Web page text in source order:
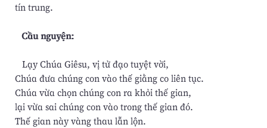
tín trung.
Cầu nguyện:
Lạy Chúa Giêsu, vị tử đạo tuyệt vời,
Chúa đưa chúng con vào thế giằng co liên tục.
Chúa vừa chọn chúng con ra khỏi thế gian,
lại vừa sai chúng con vào trong thế gian đó.
Thế gian này vàng thau lẫn lộn.